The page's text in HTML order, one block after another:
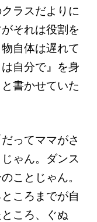
ラスだよりに
それは役割を
自体は遅れて
自分で』を身
書かせていた
ってママがさ
ゃん。ダンス
ことじゃん。
ころまでが自
ころ、ぐぬ